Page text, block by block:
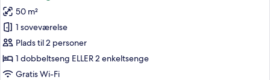
af
Superior-
dobbeltværelse
-
havudsigt
50 m²
1 soveværelse
Plads til 2 personer
1 dobbeltseng ELLER 2 enkeltsenge
Gratis Wi-Fi